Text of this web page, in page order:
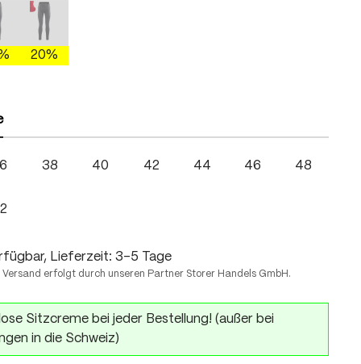
fire
ist zurzeit nicht verfügbar.)
gray/brightgreen
Option ist zurzeit nicht verfügbar.)
mercury gray/fire
(Diese Option ist zurzeit nicht verfügbar.)
20%
38 40 42 44 46 48
Lieferzeit: 3-5 Tage
Versand erfolgt durch unseren Partner Storer Handels GmbH.
Sitzcreme bei jeder Bestellung! (außer bei
in die Schweiz)